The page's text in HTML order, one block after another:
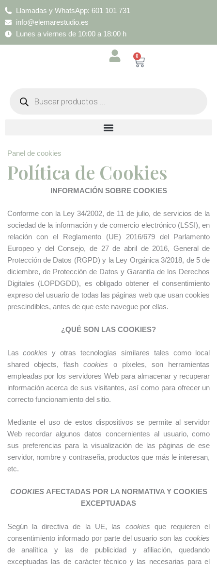
Llamadas y WhatsApp: 601 101 731
info@elemarestudio.es
Lunes a viernes de 10:00 a 18:00 h
0
Cart
productos
Panel de cookies
Política de Cookies
INFORMACIÓN SOBRE COOKIES
Conforme con la Ley 34/2002, de 11 de julio, de servicios de la
sociedad de la información y de comercio electrónico (LSSI), en
relación con el Reglamento (UE) 2016/679 del Parlamento
Europeo y del Consejo, de 27 de abril de 2016, General de
Protección de Datos (RGPD) y la Ley Orgánica 3/2018, de 5 de
diciembre, de Protección de Datos y Garantía de los Derechos
Digitales (LOPDGDD), es obligado obtener el consentimiento
expreso del usuario de todas las páginas web que usan cookies
prescindibles, antes de que este navegue por ellas.
¿QUÉ SON LAS COOKIES?
Lascookiesy otras tecnologías similares tales como local
shared objects, flashcookies o píxeles, son herramientas
empleadas por los servidores Web para almacenar y recuperar
información acerca de sus visitantes, así como para ofrecer un
correcto funcionamiento del sitio.
Mediante el uso de estos dispositivos se permite al servidor
Web recordar algunos datos concernientes al usuario, como
sus preferencias para la visualización de las páginas de ese
servidor, nombre y contraseña, productos que más le interesan,
etc.
COOKIES AFECTADAS POR LA NORMATIVA Y COOKIES
EXCEPTUADAS
Según la directiva de la UE, las cookies que requieren el
consentimiento informado por parte del usuario son lascookies
de analítica y las de publicidad y afiliación, quedando
exceptuadas las de carácter técnico y las necesarias para el